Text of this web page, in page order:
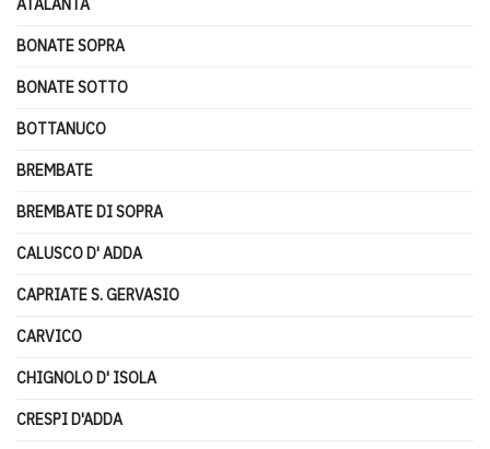
ATALANTA
BONATE SOPRA
BONATE SOTTO
BOTTANUCO
BREMBATE
BREMBATE DI SOPRA
CALUSCO D' ADDA
CAPRIATE S. GERVASIO
CARVICO
CHIGNOLO D' ISOLA
CRESPI D'ADDA